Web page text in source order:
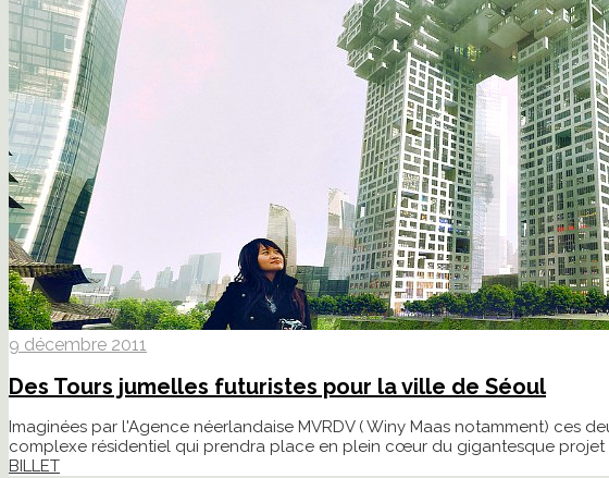
9 décembre 2011
Des Tours jumelles futuristes pour la ville de Séoul
Imaginées par l'Agence néerlandaise MVRDV ( Winy Maas notamment) ces
complexe résidentiel qui prendra place en plein cœur du gigantesque projet
BILLET